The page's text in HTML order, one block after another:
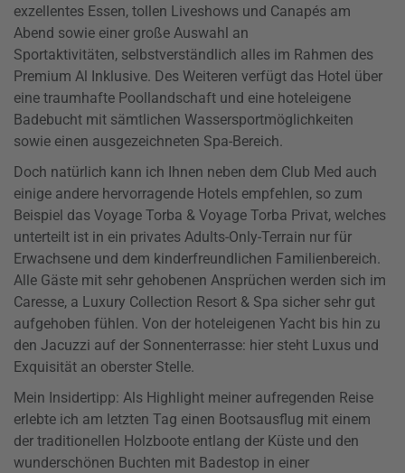
exzellentes Essen, tollen Liveshows und Canapés am
Abend sowie einer große Auswahl an
Sportaktivitäten, selbstverständlich alles im Rahmen des
Premium Al Inklusive. Des Weiteren verfügt das Hotel über
eine traumhafte Poollandschaft und eine hoteleigene
Badebucht mit sämtlichen Wassersportmöglichkeiten
sowie einen ausgezeichneten Spa-Bereich.
Doch natürlich kann ich Ihnen neben dem Club Med auch
einige andere hervorragende Hotels empfehlen, so zum
Beispiel das Voyage Torba & Voyage Torba Privat, welches
unterteilt ist in ein privates Adults-Only-Terrain nur für
Erwachsene und dem kinderfreundlichen Familienbereich.
Alle Gäste mit sehr gehobenen Ansprüchen werden sich im
Caresse, a Luxury Collection Resort & Spa sicher sehr gut
aufgehoben fühlen. Von der hoteleigenen Yacht bis hin zu
den Jacuzzi auf der Sonnenterrasse: hier steht Luxus und
Exquisität an oberster Stelle.
Mein Insidertipp: Als Highlight meiner aufregenden Reise
erlebte ich am letzten Tag einen Bootsausflug mit einem
der traditionellen Holzboote entlang der Küste und den
wunderschönen Buchten mit Badestop in einer